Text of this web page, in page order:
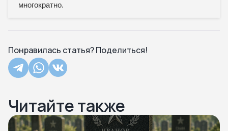
многократно.
Понравилась статья? Поделиться!
Читайте также